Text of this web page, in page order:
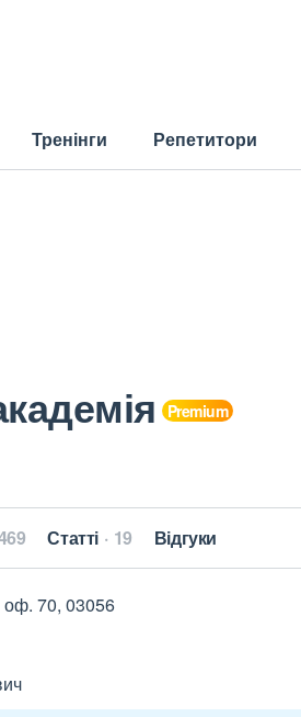
Тренінги Репетитори
Статті 19 Відгуки
оф. 70, 03056